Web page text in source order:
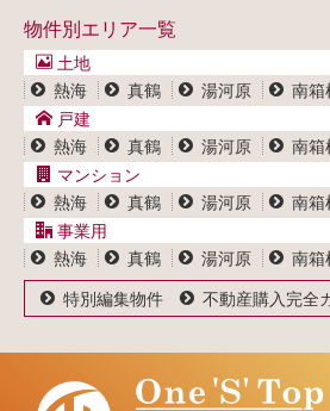
事業用物件一覧
マンション一覧
事業用物件一覧
ブログ
プライバシーポリシー
サイトポリシー
物件別エリア一覧
土地
熱海
真鶴 湯河原 南箱
戸建
熱海
真鶴 湯河原 南箱
マンション
熱海
真鶴 湯河原 南箱
事業用
熱海
真鶴 湯河原 南箱
特別編集物件 不動産購入完全